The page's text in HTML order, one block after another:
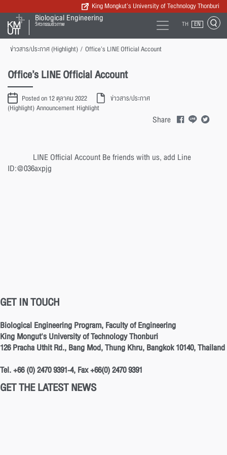
King Mongkut’s University of Technology Thonburi
Biological Engineering
วิศวกรรมชีวภาพ TH EN
ข่าวสาร/ประกาศ (Highlight) / Office’s LINE Official Account
Office’s LINE Official Account
Posted on 12 ตุลาคม 2022
ข่าวสาร/ประกาศ
(Highlight)Announcement Highlight
Share
LINE Official Account Be friends with us, add Line
ID:@036axpjg
GET IN TOUCH
Biological Engineering Program, Faculty of Engineering
King Mongut's University of Technology Thonburi
126 Pracha Uthit Rd., Bang Mod, Thung Khru, Bangkok 10140, Thailand
Tel. +66 (0) 2470 9391-4, Fax +66(0) 2470 9391
GET THE LATEST NEWS